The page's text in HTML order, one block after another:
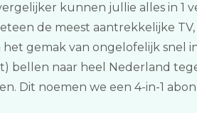
kunnen jullie alles in 1
de meest aantrekkelijke
gemak van ongelofelijk snel
bellen naar heel Nederland
Dit noemen we een 4-in-1